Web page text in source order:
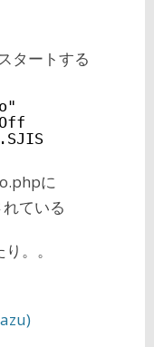
タートする
に
ている
。。